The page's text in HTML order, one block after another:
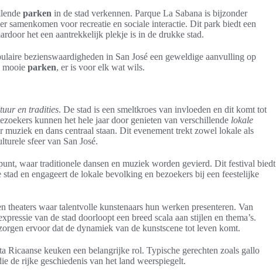
parken in de stad verkennen. Parque La Sabana is bijzonder
samenkomen voor recreatie en sociale interactie. Dit park biedt een
het een aantrekkelijk plekje is in de drukke stad.
bezienswaardigheden in San José een geweldige aanvulling op
mooie parken, er is voor elk wat wils.
en tradities. De stad is een smeltkroes van invloeden en dit komt tot
kunnen het hele jaar door genieten van verschillende lokale
muziek en dans centraal staan. Dit evenement trekt zowel lokale als
sfeer van San José.
waar traditionele dansen en muziek worden gevierd. Dit festival biedt
en engageert de lokale bevolking en bezoekers bij een feestelijke
theaters waar talentvolle kunstenaars hun werken presenteren. Van
van de stad doorloopt een breed scala aan stijlen en thema’s.
ervoor dat de dynamiek van de kunstscene tot leven komt.
Ricaanse keuken een belangrijke rol. Typische gerechten zoals gallo
de rijke geschiedenis van het land weerspiegelt.